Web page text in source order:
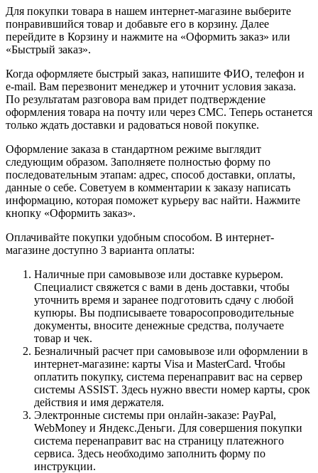
Для покупки товара в нашем интернет-магазине выберите
понравившийся товар и добавьте его в корзину. Далее
перейдите в Корзину и нажмите на «Оформить заказ» или
«Быстрый заказ».
Когда оформляете быстрый заказ, напишите ФИО, телефон и
e-mail. Вам перезвонит менеджер и уточнит условия заказа.
По результатам разговора вам придет подтверждение
оформления товара на почту или через СМС. Теперь останется
только ждать доставки и радоваться новой покупке.
Оформление заказа в стандартном режиме выглядит
следующим образом. Заполняете полностью форму по
последовательным этапам: адрес, способ доставки, оплаты,
данные о себе. Советуем в комментарии к заказу написать
информацию, которая поможет курьеру вас найти. Нажмите
кнопку «Оформить заказ».
Оплачивайте покупки удобным способом. В интернет-
магазине доступно 3 варианта оплаты:
Наличные при самовывозе или доставке курьером.
Специалист свяжется с вами в день доставки, чтобы
уточнить время и заранее подготовить сдачу с любой
купюры. Вы подписываете товаросопроводительные
документы, вносите денежные средства, получаете
товар и чек.
Безналичный расчет при самовывозе или оформлении в
интернет-магазине: карты Visa и MasterCard. Чтобы
оплатить покупку, система перенаправит вас на сервер
системы ASSIST. Здесь нужно ввести номер карты, срок
действия и имя держателя.
Электронные системы при онлайн-заказе: PayPal,
WebMoney и Яндекс.Деньги. Для совершения покупки
система перенаправит вас на страницу платежного
сервиса. Здесь необходимо заполнить форму по
инструкции.